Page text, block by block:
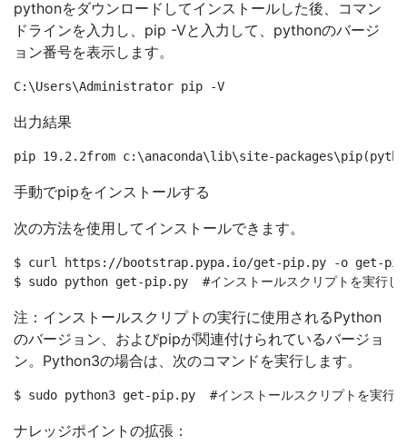
pythonをダウンロードしてインストールした後、コマン
ドラインを入力し、pip -Vと入力して、pythonのバージ
ョン番号を表示します。
出力結果
手動でpipをインストールする
次の方法を使用してインストールできます。
$ curl https://bootstrap.pypa.io/get-pip.py -o get-pip.py
注：インストールスクリプトの実行に使用されるPython
のバージョン、およびpipが関連付けられているバージョ
ン。Python3の場合は、次のコマンドを実行します。
ナレッジポイントの拡張：